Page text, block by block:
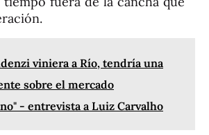
viniera a Río, tendría una
sobre el mercado
- entrevista a Luiz Carvalho